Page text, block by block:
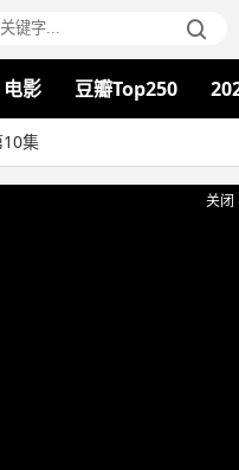
电影 豆瓣Top250
集
关闭